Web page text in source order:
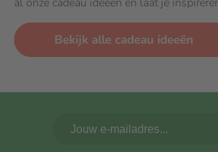
Bekijk alle cadeau ideeën